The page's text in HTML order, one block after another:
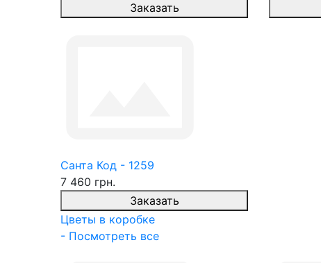
Заказать
Санта Код - 1259
7 460 грн.
Заказать
Цветы в коробке
- Посмотреть все